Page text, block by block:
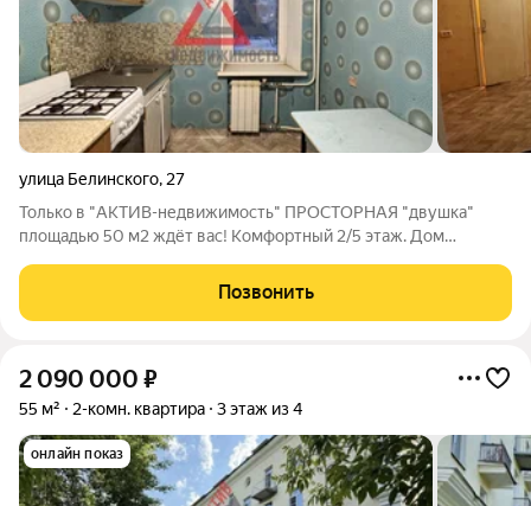
улица Белинского, 27
Только в "АКТИВ-недвижимость" ПРОСТОРНАЯ "двушка"
площадью 50 м2 ждёт вас! Комфортный 2/5 этаж. Дом
площадью 17.1 м2 и 11.4 м2. Состояние простенькое. Балкона
нет, но есть просторный коридор с
Позвонить
2 090 000 ₽
55 м² 2-комн. квартира 3 этаж из 4
онлайн показ